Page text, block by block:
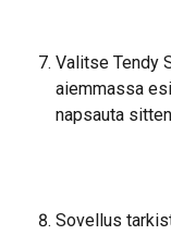
Valitse Tendy
aiemmassa
napsauta
Sovellus